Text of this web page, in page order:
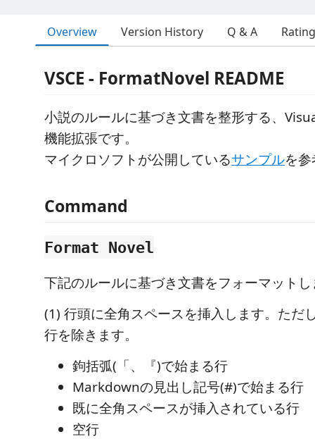
Overview Version History Q & A
VSCE - FormatNovel README
小説のルールに基づき文書を整形する、
機能拡張です。
マイクロソフトが公開しているサンプルを
Command
Format Novel
下記のルールに基づき文書をフォーマット
(1) 行頭に全角スペースを挿入します。ただ
行を除きます。
鉤括弧(「、『)で始まる行
Markdownの見出し記号(#)で始まる行
既に全角スペースが挿入されている行
空行